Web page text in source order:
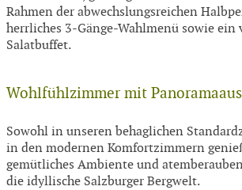
Rahmen der abwechslungsreichen
herrliches 3-Gänge-Wahlmenü sowie ein
Salatbuffet.
Wohlfühlzimmer mit
Sowohl in unseren behaglichen
in den modernen Komfortzimmern
gemütliches Ambiente und
die idyllische Salzburger Bergwelt.